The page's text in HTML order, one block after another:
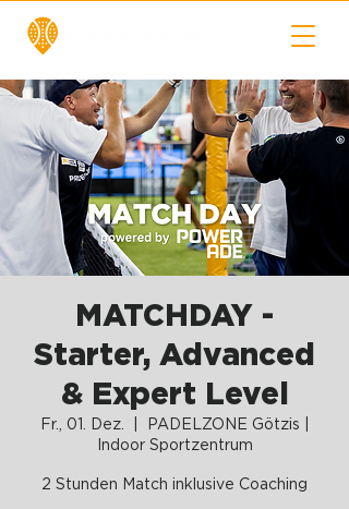
MATCHDAY -
Starter, Advanced
& Expert Level
Fr., 01. Dez.
PADELZONE Götzis |
Indoor Sportzentrum
2 Stunden Match inklusive Coaching